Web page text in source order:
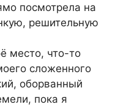
посмотрела на
решительную
место, что-то
сложенного
оборванный
пока я